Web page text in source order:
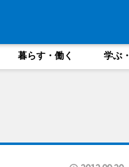
暮らす・働く 学ぶ